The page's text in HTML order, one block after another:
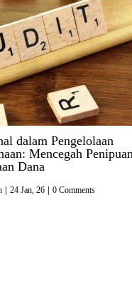
dalam Pengelolaan
Mencegah
Dana
24 Jan, 26 0 Comments